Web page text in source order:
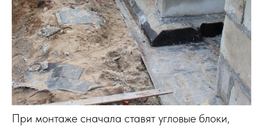
При монтаже сначала ставят угловые блоки,